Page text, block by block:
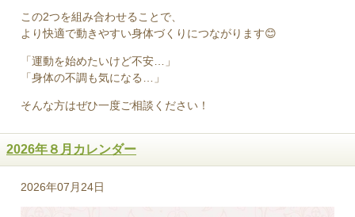
この2つを組み合わせることで、
より快適で動きやすい身体づくりにつながります😊
「運動を始めたいけど不安…」
「身体の不調も気になる…」
そんな方はぜひ一度ご相談ください！
2026年８月カレンダー
2026年07月24日